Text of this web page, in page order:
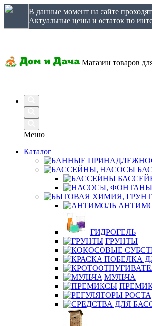
В данные момент на сайте
Актуальные цены и остаток по
Магазин товаров
Меню
Каталог
ГИДРОГЕЛЬ
ГРУНТЫ
МУЛЬЧА